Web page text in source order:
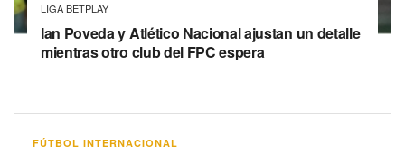
LIGA BETPLAY
Ian Poveda y Atlético Nacional ajustan un detalle
mientras otro club del FPC espera
FÚTBOL INTERNACIONAL